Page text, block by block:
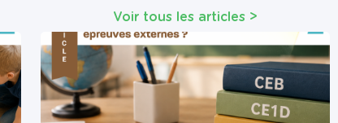
Voir tous les articles >